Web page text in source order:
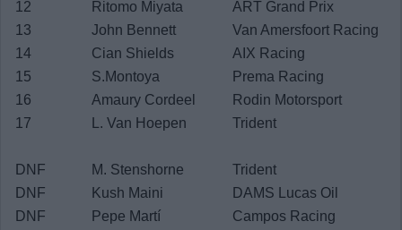
12
Ritomo Miyata
ART Grand Prix
13
John Bennett
Van Amersfoort Racing
14
Cian Shields
AIX Racing
15
S.Montoya
Prema Racing
16
Amaury Cordeel
Rodin Motorsport
17
L. Van Hoepen Trident
DNF M. Stenshorne
Trident
DNF
Kush Maini
DAMS Lucas Oil
DNF
Pepe Martí
Campos Racing